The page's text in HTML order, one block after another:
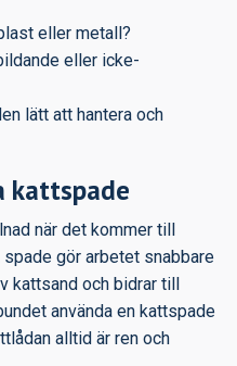
eller metall?
eller icke-
lätt att hantera och
kattspade
när det kommer till
spade gör arbetet snabbare
kattsand och bidrar till
använda en kattspade
alltid är ren och